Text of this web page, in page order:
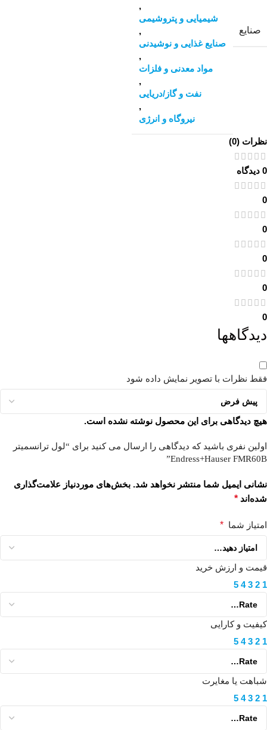
صنایع
,
شیمیایی و پتروشیمی
,
صنایع غذایی و نوشیدنی
,
مواد معدنی و فلزات
,
نفت و گاز/دریایی
,
نیروگاه و انرژی
نظرات (0)
0 دیدگاه
0
0
0
0
0
دیدگاهها
فقط نظرات با تصویر نمایش داده شود
هیچ دیدگاهی برای این محصول نوشته نشده است.
اولین نفری باشید که دیدگاهی را ارسال می کنید برای “لول ترانسمیتر
Endress+Hauser FMR60B”
نشانی ایمیل شما منتشر نخواهد شد. بخش‌های موردنیاز علامت‌گذاری
شده‌اند *
امتیاز شما *
قیمت و ارزش خرید
1
2
3
4
5
کیفیت و کارایی
1
2
3
4
5
شباهت یا مغایرت
1
2
3
4
5